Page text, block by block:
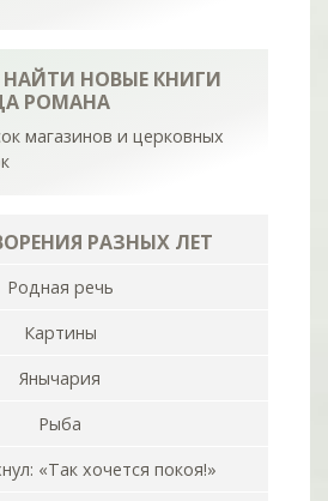
НАЙТИ НОВЫЕ КНИГИ
РОМАНА
магазинов и церковных
РАЗНЫХ ЛЕТ
Родная речь
Картины
Янычария
Рыба
«Так хочется покоя!»